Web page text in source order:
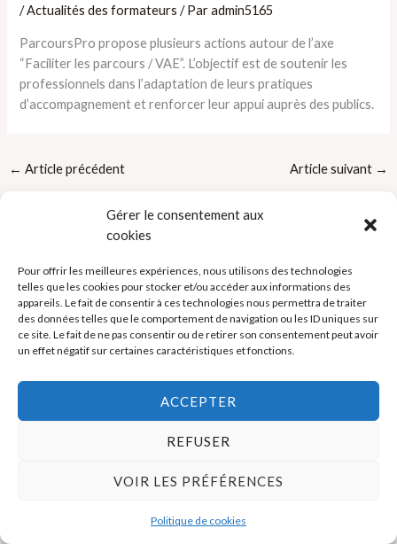
Gérer le consentement aux
cookies
Pour offrir les meilleures expériences, nous utilisons des technologies
telles que les cookies pour stocker et/ou accéder aux informations des
appareils. Le fait de consentir à ces technologies nous permettra de traiter
des données telles que le comportement de navigation ou les ID uniques sur
ce site. Le fait de ne pas consentir ou de retirer son consentement peut avoir
un effet négatif sur certaines caractéristiques et fonctions.
ACCEPTER
REFUSER
VOIR LES PRÉFÉRENCES
Politique de cookies
/Actualités des formateurs / Paradmin5165
ParcoursPro propose plusieurs actions autour de l’axe
“Faciliter les parcours / VAE”. L’objectif est de soutenir les
professionnels dans l’adaptation de leurs pratiques
d’accompagnement et renforcer leur appui auprès des publics.
← Article précédent Article suivant →
Politique de cookies (UE)
Mentions légales
Copyright © 2026 La Boutique des Formateurs - Outils et Supports